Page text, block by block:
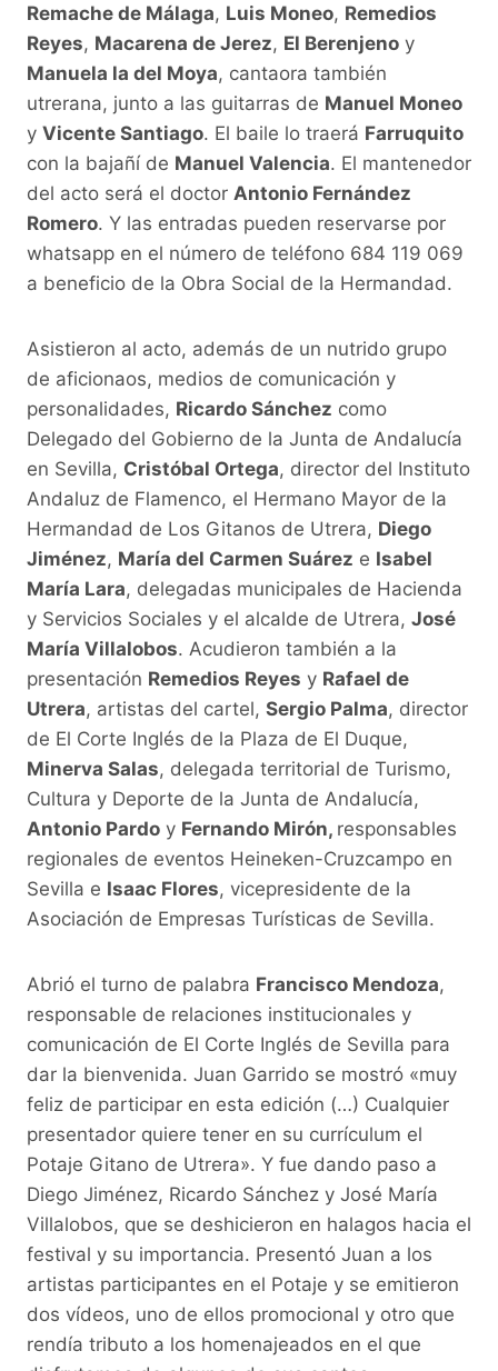
Remache de Málaga, Luis Moneo, Remedios
Reyes, Macarena de Jerez, El Berenjeno y
Manuela la del Moya, cantaora también
utrerana, junto a las guitarras de Manuel Moneo
y Vicente Santiago. El baile lo traerá Farruquito
con la bajañí de Manuel Valencia. El mantenedor
del acto será el doctor Antonio Fernández
Romero. Y las entradas pueden reservarse por
whatsapp en el número de teléfono 684 119 069
a beneficio de la Obra Social de la Hermandad.
Asistieron al acto, además de un nutrido grupo
de aficionaos, medios de comunicación y
personalidades, Ricardo Sánchez como
Delegado del Gobierno de la Junta de Andalucía
en Sevilla, Cristóbal Ortega, director del Instituto
Andaluz de Flamenco, el Hermano Mayor de la
Hermandad de Los Gitanos de Utrera, Diego
Jiménez, María del Carmen Suárez e Isabel
María Lara, delegadas municipales de Hacienda
y Servicios Sociales y el alcalde de Utrera, José
María Villalobos. Acudieron también a la
presentación Remedios Reyes y Rafael de
Utrera, artistas del cartel, Sergio Palma, director
de El Corte Inglés de la Plaza de El Duque,
Minerva Salas, delegada territorial de Turismo,
Cultura y Deporte de la Junta de Andalucía,
Antonio Pardo y Fernando Mirón, responsables
regionales de eventos Heineken-Cruzcampo en
Sevilla e Isaac Flores, vicepresidente de la
Asociación de Empresas Turísticas de Sevilla.
Abrió el turno de palabra Francisco Mendoza,
responsable de relaciones institucionales y
comunicación de El Corte Inglés de Sevilla para
dar la bienvenida. Juan Garrido se mostró «muy
feliz de participar en esta edición (…) Cualquier
presentador quiere tener en su currículum el
Potaje Gitano de Utrera». Y fue dando paso a
Diego Jiménez, Ricardo Sánchez y José María
Villalobos, que se deshicieron en halagos hacia el
festival y su importancia. Presentó Juan a los
artistas participantes en el Potaje y se emitieron
dos vídeos, uno de ellos promocional y otro que
rendía tributo a los homenajeados en el que